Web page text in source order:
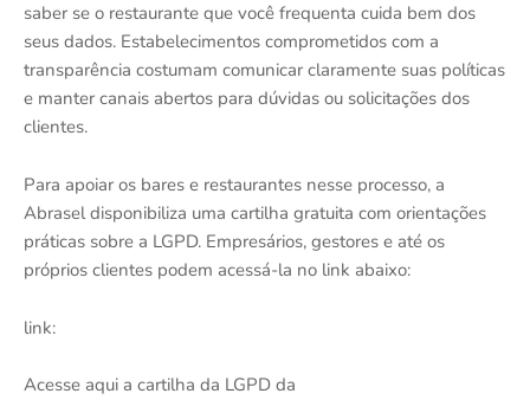
saber se o restaurante que você frequenta cuida bem dos
seus dados. Estabelecimentos comprometidos com a
transparência costumam comunicar claramente suas políticas
e manter canais abertos para dúvidas ou solicitações dos
clientes.
Para apoiar os bares e restaurantes nesse processo, a
Abrasel disponibiliza uma cartilha gratuita com orientações
práticas sobre a LGPD. Empresários, gestores e até os
próprios clientes podem acessá-la no link abaixo:
link:
Acesse aqui a cartilha da LGPD da